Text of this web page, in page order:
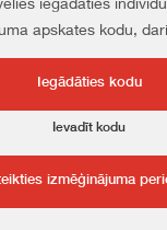
iegādāties
apskates kodu,
Iegādāties kodu
Ievadīt kodu
izmēģinājuma